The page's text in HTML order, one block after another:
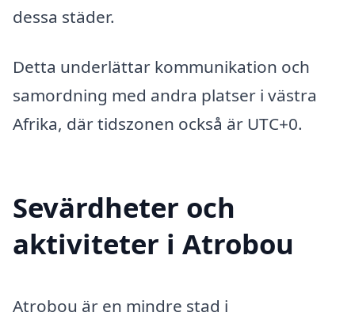
dessa städer.
Detta underlättar kommunikation och
samordning med andra platser i västra
Afrika, där tidszonen också är UTC+0.
Sevärdheter och
aktiviteter i Atrobou
Atrobou är en mindre stad i